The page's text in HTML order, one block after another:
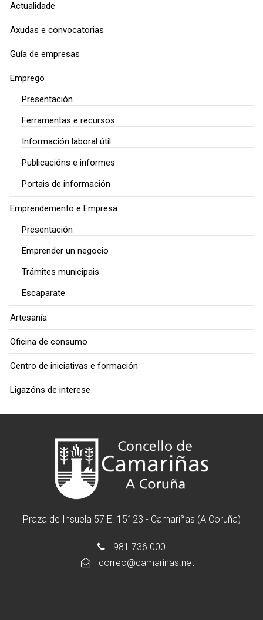
Actualidade
Axudas e convocatorias
Guía de empresas
Emprego
Presentación
Ferramentas e recursos
Información laboral útil
Publicacións e informes
Portais de información
Emprendemento e Empresa
Presentación
Emprender un negocio
Trámites municipais
Escaparate
Artesanía
Oficina de consumo
Centro de iniciativas e formación
Ligazóns de interese
Praza de Insuela 57 E. 15123 - Camariñas (A Coruña)
981 736 000
correo@camarinas.net